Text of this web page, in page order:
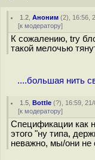
1.2 ,Аноним (2), 16:56,
[к модератору]
К сожалению, try
такой мелочью
....большая нить
1.5 ,Bottle (?), 16:59,
[к модератору]
Спецификации как
этого "ну типа,
неважно, мы/они не